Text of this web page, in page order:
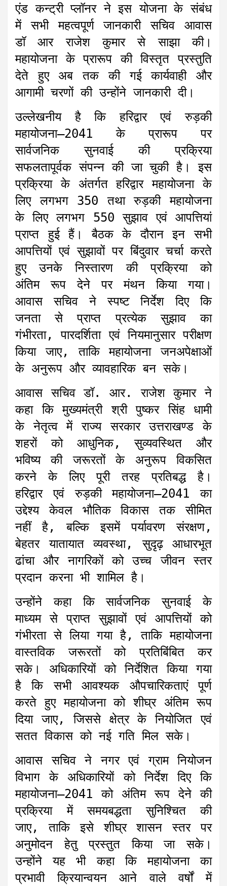
एंड कन्ट्री प्लॉनर ने इस योजना के संबंध
में सभी महत्वपूर्ण जानकारी सचिव आवास
डॉ आर राजेश कुमार से साझा की।
महायोजना के प्रारूप की विस्तृत प्रस्तुति
देते हुए अब तक की गई कार्यवाही और
आगामी चरणों की उन्होंने जानकारी दी।
उल्लेखनीय है कि हरिद्वार एवं रुड़की
महायोजना–2041 के प्रारूप पर
सार्वजनिक सुनवाई की प्रक्रिया
सफलतापूर्वक संपन्न की जा चुकी है। इस
प्रक्रिया के अंतर्गत हरिद्वार महायोजना के
लिए लगभग 350 तथा रुड़की महायोजना
के लिए लगभग 550 सुझाव एवं आपत्तियां
प्राप्त हुई हैं। बैठक के दौरान इन सभी
आपत्तियों एवं सुझावों पर बिंदुवार चर्चा करते
हुए उनके निस्तारण की प्रक्रिया को
अंतिम रूप देने पर मंथन किया गया।
आवास सचिव ने स्पष्ट निर्देश दिए कि
जनता से प्राप्त प्रत्येक सुझाव का
गंभीरता, पारदर्शिता एवं नियमानुसार परीक्षण
किया जाए, ताकि महायोजना जनअपेक्षाओं
के अनुरूप और व्यावहारिक बन सके।
आवास सचिव डॉ. आर. राजेश कुमार ने
कहा कि मुख्यमंत्री श्री पुष्कर सिंह धामी
के नेतृत्व में राज्य सरकार उत्तराखण्ड के
शहरों को आधुनिक, सुव्यवस्थित और
भविष्य की जरूरतों के अनुरूप विकसित
करने के लिए पूरी तरह प्रतिबद्ध है।
हरिद्वार एवं रुड़की महायोजना–2041 का
उद्देश्य केवल भौतिक विकास तक सीमित
नहीं है, बल्कि इसमें पर्यावरण संरक्षण,
बेहतर यातायात व्यवस्था, सुदृढ़ आधारभूत
ढांचा और नागरिकों को उच्च जीवन स्तर
प्रदान करना भी शामिल है।
उन्होंने कहा कि सार्वजनिक सुनवाई के
माध्यम से प्राप्त सुझावों एवं आपत्तियों को
गंभीरता से लिया गया है, ताकि महायोजना
वास्तविक जरूरतों को प्रतिबिंबित कर
सके। अधिकारियों को निर्देशित किया गया
है कि सभी आवश्यक औपचारिकताएं पूर्ण
करते हुए महायोजना को शीघ्र अंतिम रूप
दिया जाए, जिससे क्षेत्र के नियोजित एवं
सतत विकास को नई गति मिल सके।
आवास सचिव ने नगर एवं ग्राम नियोजन
विभाग के अधिकारियों को निर्देश दिए कि
महायोजना–2041 को अंतिम रूप देने की
प्रक्रिया में समयबद्धता सुनिश्चित की
जाए, ताकि इसे शीघ्र शासन स्तर पर
अनुमोदन हेतु प्रस्तुत किया जा सके।
उन्होंने यह भी कहा कि महायोजना का
प्रभावी क्रियान्वयन आने वाले वर्षों में